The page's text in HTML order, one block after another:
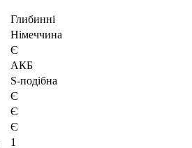
Глибинні
Німеччина
Є
АКБ
S-подібна
Є
Є
Є
1